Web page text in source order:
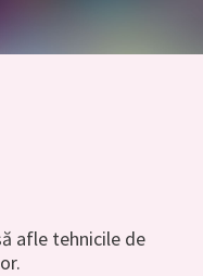
afle tehnicile de